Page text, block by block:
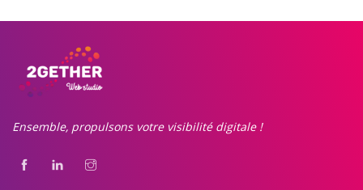
Ensemble, propulsons votre visibilité digitale !